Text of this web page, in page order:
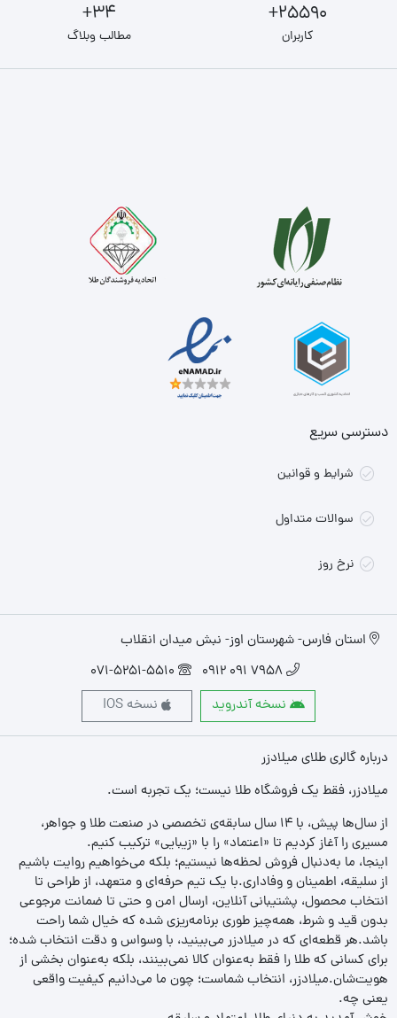
25590+
کاربران
34+
مطالب وبلاگ
دسترسی سریع
شرایط و قوانین
سوالات متداول
نرخ روز
استان فارس- شهرستان اوز- نبش میدان انقلاب
7958 091 0912
071-5251-5510
نسخه آندروید
نسخه IOS
درباره گالری طلای میلادزر
میلادزر، فقط یک فروشگاه طلا نیست؛ یک تجربه‌ است.
از سال‌ها پیش، با ۱۴ سال سابقه‌ی تخصصی در صنعت طلا و جواهر،
مسیری را آغاز کردیم تا «اعتماد» را با «زیبایی» ترکیب کنیم.
اینجا، ما به‌دنبال فروش لحظه‌ها نیستیم؛ بلکه می‌خواهیم روایت باشیم
از سلیقه، اطمینان و وفاداری.با یک تیم حرفه‌ای و متعهد، از طراحی تا
انتخاب محصول، پشتیبانی آنلاین، ارسال امن و حتی تا ضمانت مرجوعی
بدون قید و شرط، همه‌چیز طوری برنامه‌ریزی شده که خیال شما راحت
باشد.هر قطعه‌ای که در میلادزر می‌بینید، با وسواس و دقت انتخاب شده؛
برای کسانی که طلا را فقط به‌عنوان کالا نمی‌بینند، بلکه به‌عنوان بخشی از
هویت‌شان.میلادزر، انتخاب شماست؛ چون ما می‌دانیم کیفیت واقعی
یعنی چه.